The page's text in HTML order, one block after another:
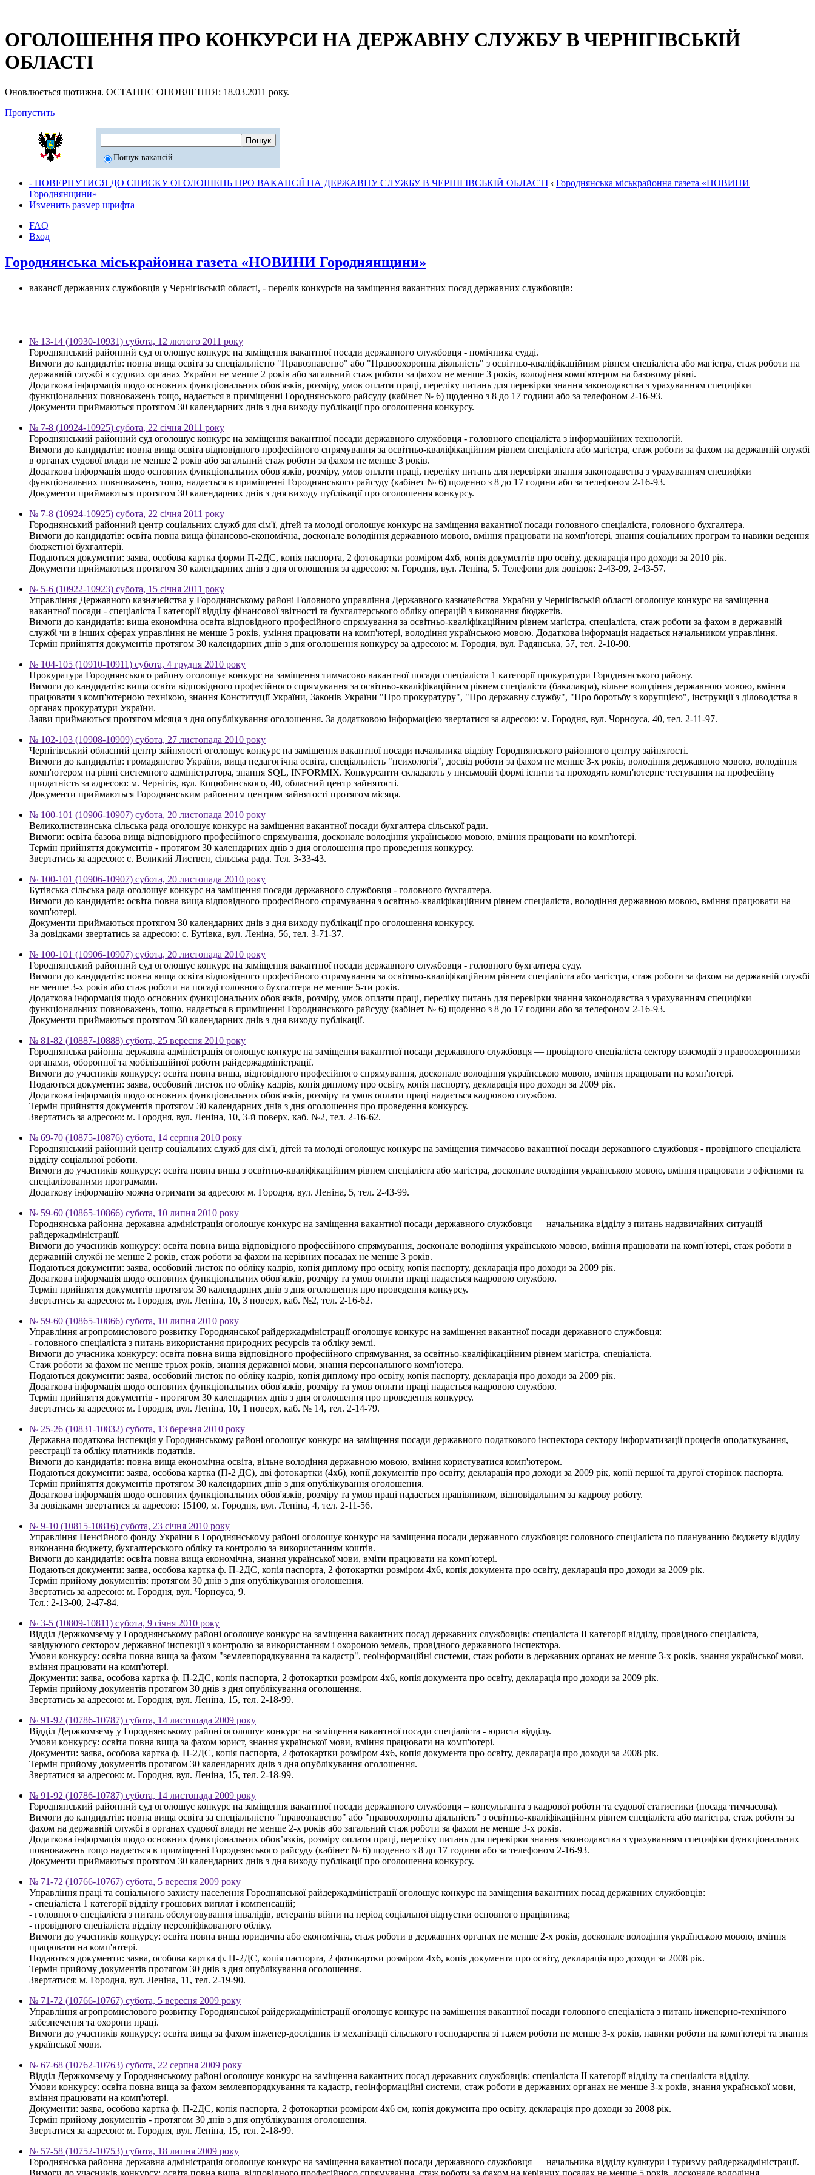
ОГОЛОШЕННЯ ПРО КОНКУРСИ НА ДЕРЖАВНУ СЛУЖБУ В ЧЕРНІГІВСЬКІЙ
ОБЛАСТІ
Оновлюється щотижня. ОСТАННЄ ОНОВЛЕННЯ: 18.03.2011 року.
Пропустить
Пошук вакансій
- ПОВЕРНУТИСЯ ДО СПИСКУ ОГОЛОШЕНЬ ПРО ВАКАНСІЇ НА ДЕРЖАВНУ СЛУЖБУ В ЧЕРНІГІВСЬКІЙ ОБЛАСТІ ‹ Городнянська міськрайонна газета «НОВИНИ
Городнянщини»
Изменить размер шрифта
FAQ
Вход
Городнянська міськрайонна газета «НОВИНИ Городнянщини»
вакансії державних службовців у Чернігівській області, - перелік конкурсів на заміщення вакантних посад державних службовців:
№ 13-14 (10930-10931) субота, 12 лютого 2011 року
Городнянський районний суд оголошує конкурс на заміщення вакантної посади державного службовця - помічника судді.
Вимоги до кандидатів: повна вища освіта за спеціальністю "Правознавство" або "Правоохоронна діяльність" з освітньо-кваліфікаційним рівнем спеціаліста або магістра, стаж роботи на
державній службі в судових органах України не менше 2 років або загальний стаж роботи за фахом не менше 3 років, володіння комп'ютером на базовому рівні.
Додаткова інформація щодо основних функціональних обов'язків, розміру, умов оплати праці, переліку питань для перевірки знання законодавства з урахуванням специфіки
функціональних повноважень тощо, надається в приміщенні Городнянського райсуду (кабінет № 6) щоденно з 8 до 17 години або за телефоном 2-16-93.
Документи приймаються протягом 30 календарних днів з дня виходу публікації про оголошення конкурсу.
№ 7-8 (10924-10925) субота, 22 січня 2011 року
Городнянський районний суд оголошує конкурс на заміщення вакантної посади державного службовця - головного спеціаліста з інформаційних технологій.
Вимоги до кандидатів: повна вища освіта відповідного професійного спрямування за освітньо-кваліфікаційним рівнем спеціаліста або магістра, стаж роботи за фахом на державній службі
в органах судової влади не менше 2 років або загальний стаж роботи за фахом не менше 3 років.
Додаткова інформація щодо основних функціональних обов'язків, розміру, умов оплати праці, переліку питань для перевірки знання законодавства з урахуванням специфіки
функціональних повноважень, тощо, надається в приміщенні Городнянського райсуду (кабінет № 6) щоденно з 8 до 17 години або за телефоном 2-16-93.
Документи приймаються протягом 30 календарних днів з дня виходу публікації про оголошення конкурсу.
№ 7-8 (10924-10925) субота, 22 січня 2011 року
Городнянський районний центр соціальних служб для сім'ї, дітей та молоді оголошує конкурс на заміщення вакантної посади головного спеціаліста, головного бухгалтера.
Вимоги до кандидатів: освіта повна вища фінансово-економічна, досконале володіння державною мовою, вміння працювати на комп'ютері, знання соціальних програм та навики ведення
бюджетної бухгалтерії.
Подаються документи: заява, особова картка форми П-2ДС, копія паспорта, 2 фотокартки розміром 4х6, копія документів про освіту, декларація про доходи за 2010 рік.
Документи приймаються протягом 30 календарних днів з дня оголошення за адресою: м. Городня, вул. Леніна, 5. Телефони для довідок: 2-43-99, 2-43-57.
№ 5-6 (10922-10923) субота, 15 січня 2011 року
Управління Державного казначейства у Городнянському районі Головного управління Державного казначейства України у Чернігівській області оголошує конкурс на заміщення
вакантної посади - спеціаліста І категорії відділу фінансової звітності та бухгалтерського обліку операцій з виконання бюджетів.
Вимоги до кандидатів: вища економічна освіта відповідного професійного спрямування за освітньо-кваліфікаційним рівнем магістра, спеціаліста, стаж роботи за фахом в державній
службі чи в інших сферах управління не менше 5 років, уміння працювати на комп'ютері, володіння українською мовою. Додаткова інформація надається начальником управління.
Термін прийняття документів протягом 30 календарних днів з дня оголошення конкурсу за адресою: м. Городня, вул. Радянська, 57, тел. 2-10-90.
№ 104-105 (10910-10911) субота, 4 грудня 2010 року
Прокуратура Городнянського району оголошує конкурс на заміщення тимчасово вакантної посади спеціаліста 1 категорії прокуратури Городнянського району.
Вимоги до кандидатів: вища освіта відповідного професійного спрямування за освітньо-кваліфікаційним рівнем спеціаліста (бакалавра), вільне володіння державною мовою, вміння
працювати з комп'ютерною технікою, знання Конституції України, Законів України "Про прокуратуру", "Про державну службу", "Про боротьбу з корупцією", інструкції з діловодства в
органах прокуратури України.
Заяви приймаються протягом місяця з дня опублікування оголошення. За додатковою інформацією звертатися за адресою: м. Городня, вул. Чорноуса, 40, тел. 2-11-97.
№ 102-103 (10908-10909) субота, 27 листопада 2010 року
Чернігівський обласний центр зайнятості оголошує конкурс на заміщення вакантної посади начальника відділу Городнянського районного центру зайнятості.
Вимоги до кандидатів: громадянство України, вища педагогічна освіта, спеціальність "психологія", досвід роботи за фахом не менше 3-х років, володіння державною мовою, володіння
комп'ютером на рівні системного адміністратора, знання SQL, INFORMIX. Конкурсанти складають у письмовій формі іспити та проходять комп'ютерне тестування на професійну
придатність за адресою: м. Чернігів, вул. Коцюбинського, 40, обласний центр зайнятості.
Документи приймаються Городнянським районним центром зайнятості протягом місяця.
№ 100-101 (10906-10907) субота, 20 листопада 2010 року
Великолиствинська сільська рада оголошує конкурс на заміщення вакантної посади бухгалтера сільської ради.
Вимоги: освіта базова вища відповідного професійного спрямування, досконале володіння українською мовою, вміння працювати на комп'ютері.
Термін прийняття документів - протягом 30 календарних днів з дня оголошення про проведення конкурсу.
Звертатись за адресою: с. Великий Листвен, сільська рада. Тел. 3-33-43.
№ 100-101 (10906-10907) субота, 20 листопада 2010 року
Бутівська сільська рада оголошує конкурс на заміщення посади державного службовця - головного бухгалтера.
Вимоги до кандидатів: освіта повна вища відповідного професійного спрямування з освітньо-кваліфікаційним рівнем спеціаліста, володіння державною мовою, вміння працювати на
комп'ютері.
Документи приймаються протягом 30 календарних днів з дня виходу публікації про оголошення конкурсу.
За довідками звертатись за адресою: с. Бутівка, вул. Леніна, 56, тел. 3-71-37.
№ 100-101 (10906-10907) субота, 20 листопада 2010 року
Городнянський районний суд оголошує конкурс на заміщення вакантної посади державного службовця - головного бухгалтера суду.
Вимоги до кандидатів: повна вища освіта відповідного професійного спрямування за освітньо-кваліфікаційним рівнем спеціаліста або магістра, стаж роботи за фахом на державній службі
не менше 3-х років або стаж роботи на посаді головного бухгалтера не менше 5-ти років.
Додаткова інформація щодо основних функціональних обов'язків, розміру, умов оплати праці, переліку питань для перевірки знання законодавства з урахуванням специфіки
функціональних повноважень, тощо, надається в приміщенні Городнянського райсуду (кабінет № 6) щоденно з 8 до 17 години або за телефоном 2-16-93.
Документи приймаються протягом 30 календарних днів з дня виходу публікації.
№ 81-82 (10887-10888) субота, 25 вересня 2010 року
Городнянська районна державна адміністрація оголошує конкурс на заміщення вакантної посади державного службовця — провідного спеціаліста сектору взаємодії з правоохоронними
органами, оборонної та мобілізаційної роботи райдержадміністрації.
Вимоги до учасників конкурсу: освіта повна вища, відповідного професійного спрямування, досконале володіння українською мовою, вміння працювати на комп'ютері.
Подаються документи: заява, особовий листок по обліку кадрів, копія диплому про освіту, копія паспорту, декларація про доходи за 2009 рік.
Додаткова інформація щодо основних функціональних обов'язків, розміру та умов оплати праці надається кадровою службою.
Термін прийняття документів протягом 30 календарних днів з дня оголошення про проведення конкурсу.
Звертатись за адресою: м. Городня, вул. Леніна, 10, 3-й поверх, каб. №2, тел. 2-16-62.
№ 69-70 (10875-10876) субота, 14 серпня 2010 року
Городнянський районний центр соціальних служб для сім'ї, дітей та молоді оголошує конкурс на заміщення тимчасово вакантної посади державного службовця - провідного спеціаліста
відділу соціальної роботи.
Вимоги до учасників конкурсу: освіта повна вища з освітньо-кваліфікаційним рівнем спеціаліста або магістра, досконале володіння українською мовою, вміння працювати з офісними та
спеціалізованими програмами.
Додаткову інформацію можна отримати за адресою: м. Городня, вул. Леніна, 5, тел. 2-43-99.
№ 59-60 (10865-10866) субота, 10 липня 2010 року
Городнянська районна державна адміністрація оголошує конкурс на заміщення вакантної посади державного службовця — начальника відділу з питань надзвичайних ситуацій
райдержадміністрації.
Вимоги до учасників конкурсу: освіта повна вища відповідного професійного спрямування, досконале володіння українською мовою, вміння працювати на комп'ютері, стаж роботи в
державній службі не менше 2 років, стаж роботи за фахом на керівних посадах не менше 3 років.
Подаються документи: заява, особовий листок по обліку кадрів, копія диплому про освіту, копія паспорту, декларація про доходи за 2009 рік.
Додаткова інформація щодо основних функціональних обов'язків, розміру та умов оплати праці надається кадровою службою.
Термін прийняття документів протягом 30 календарних днів з дня оголошення про проведення конкурсу.
Звертатись за адресою: м. Городня, вул. Леніна, 10, 3 поверх, каб. №2, тел. 2-16-62.
№ 59-60 (10865-10866) субота, 10 липня 2010 року
Управління агропромислового розвитку Городнянської райдержадміністрації оголошує конкурс на заміщення вакантної посади державного службовця:
- головного спеціаліста з питань використання природних ресурсів та обліку землі.
Вимоги до учасника конкурсу: освіта повна вища відповідного професійного спрямування, за освітньо-кваліфікаційним рівнем магістра, спеціаліста.
Стаж роботи за фахом не менше трьох років, знання державної мови, знання персонального комп'ютера.
Подаються документи: заява, особовий листок по обліку кадрів, копія диплому про освіту, копія паспорту, декларація про доходи за 2009 рік.
Додаткова інформація щодо основних функціональних обов'язків, розміру та умов оплати праці надається кадровою службою.
Термін прийняття документів - протягом 30 календарних днів з дня оголошення про проведення конкурсу.
Звертатись за адресою: м. Городня, вул. Леніна, 10, 1 поверх, каб. № 14, тел. 2-14-79.
№ 25-26 (10831-10832) субота, 13 березня 2010 року
Державна податкова інспекція у Городнянському районі оголошує конкурс на заміщення посади державного податкового інспектора сектору інформатизації процесів оподаткування,
реєстрації та обліку платників податків.
Вимоги до кандидатів: повна вища економічна освіта, вільне володіння державною мовою, вміння користуватися комп'ютером.
Подаються документи: заява, особова картка (П-2 ДС), дві фотокартки (4х6), копії документів про освіту, декларація про доходи за 2009 рік, копії першої та другої сторінок паспорта.
Термін прийняття документів протягом 30 календарних днів з дня опублікування оголошення.
Додаткова інформація щодо основних функціональних обов'язків, розміру та умов праці надається працівником, відповідальним за кадрову роботу.
За довідками звертатися за адресою: 15100, м. Городня, вул. Леніна, 4, тел. 2-11-56.
№ 9-10 (10815-10816) субота, 23 січня 2010 року
Управління Пенсійного фонду України в Городнянському районі оголошує конкурс на заміщення посади державного службовця: головного спеціаліста по плануванню бюджету відділу
виконання бюджету, бухгалтерського обліку та контролю за використанням коштів.
Вимоги до кандидатів: освіта повна вища економічна, знання української мови, вміти працювати на комп'ютері.
Подаються документи: заява, особова картка ф. П-2ДС, копія паспорта, 2 фотокартки розміром 4х6, копія документа про освіту, декларація про доходи за 2009 рік.
Термін прийому документів: протягом 30 днів з дня опублікування оголошення.
Звертатись за адресою: м. Городня, вул. Чорноуса, 9.
Тел.: 2-13-00, 2-47-84.
№ 3-5 (10809-10811) субота, 9 січня 2010 року
Відділ Держкомзему у Городнянському районі оголошує конкурс на заміщення вакантних посад державних службовців: спеціаліста ІІ категорії відділу, провідного спеціаліста,
завідуючого сектором державної інспекції з контролю за використанням і охороною земель, провідного державного інспектора.
Умови конкурсу: освіта повна вища за фахом "землевпорядкування та кадастр", геоінформаційні системи, стаж роботи в державних органах не менше 3-х років, знання української мови,
вміння працювати на комп'ютері.
Документи: заява, особова картка ф. П-2ДС, копія паспорта, 2 фотокартки розміром 4х6, копія документа про освіту, декларація про доходи за 2009 рік.
Термін прийому документів протягом 30 днів з дня опублікування оголошення.
Звертатись за адресою: м. Городня, вул. Леніна, 15, тел. 2-18-99.
№ 91-92 (10786-10787) субота, 14 листопада 2009 року
Відділ Держкомзему у Городнянському районі оголошує конкурс на заміщення вакантної посади спеціаліста - юриста відділу.
Умови конкурсу: освіта повна вища за фахом юрист, знання української мови, вміння працювати на комп'ютері.
Документи: заява, особова картка ф. П-2ДС, копія паспорта, 2 фотокартки розміром 4х6, копія документа про освіту, декларація про доходи за 2008 рік.
Термін прийому документів протягом 30 календарних днів з дня опублікування оголошення.
Звертатися за адресою: м. Городня, вул. Леніна, 15, тел. 2-18-99.
№ 91-92 (10786-10787) субота, 14 листопада 2009 року
Городнянський районний суд оголошує конкурс на заміщення вакантної посади державного службовця – консультанта з кадрової роботи та судової статистики (посада тимчасова).
Вимоги до кандидатів: повна вища освіта за спеціальністю "правознавство" або "правоохоронна діяльність" з освітньо-кваліфікаційним рівнем спеціаліста або магістра, стаж роботи за
фахом на державній службі в органах судової влади не менше 2-х років або загальний стаж роботи за фахом не менше 3-х років.
Додаткова інформація щодо основних функціональних обов’язків, розміру оплати праці, переліку питань для перевірки знання законодавства з урахуванням специфіки функціональних
повноважень тощо надається в приміщенні Городнянського райсуду (кабінет № 6) щоденно з 8 до 17 години або за телефоном 2-16-93.
Документи приймаються протягом 30 календарних днів з дня виходу публікації про оголошення конкурсу.
№ 71-72 (10766-10767) субота, 5 вересня 2009 року
Управління праці та соціального захисту населення Городнянської райдержадміністрації оголошує конкурс на заміщення вакантних посад державних службовців:
- спеціаліста 1 категорії відділу грошових виплат і компенсацій;
- головного спеціаліста з питань обслуговування інвалідів, ветеранів війни на період соціальної відпустки основного працівника;
- провідного спеціаліста відділу персоніфікованого обліку.
Вимоги до учасників конкурсу: освіта повна вища юридична або економічна, стаж роботи в державних органах не менше 2-х років, досконале володіння українською мовою, вміння
працювати на комп'ютері.
Подаються документи: заява, особова картка ф. П-2ДС, копія паспорта, 2 фотокартки розміром 4х6, копія документа про освіту, декларація про доходи за 2008 рік.
Термін прийому документів протягом 30 днів з дня опублікування оголошення.
Звертатися: м. Городня, вул. Леніна, 11, тел. 2-19-90.
№ 71-72 (10766-10767) субота, 5 вересня 2009 року
Управління агропромислового розвитку Городнянської райдержадміністрації оголошує конкурс на заміщення вакантної посади головного спеціаліста з питань інженерно-технічного
забезпечення та охорони праці.
Вимоги до учасників конкурсу: освіта вища за фахом інженер-дослідник із механізації сільського господарства зі тажем роботи не менше 3-х років, навики роботи на комп'ютері та знання
української мови.
№ 67-68 (10762-10763) субота, 22 серпня 2009 року
Відділ Держкомзему у Городнянському районі оголошує конкурс на заміщення вакантних посад державних службовців: спеціаліста ІІ категорії відділу та спеціаліста відділу.
Умови конкурсу: освіта повна вища за фахом землевпорядкування та кадастр, геоінформаційні системи, стаж роботи в державних органах не менше 3-х років, знання української мови,
вміння працювати на комп'ютері.
Документи: заява, особова картка ф. П-2ДС, копія паспорта, 2 фотокартки розміром 4х6 см, копія документа про освіту, декларація про доходи за 2008 рік.
Термін прийому документів - протягом 30 днів з дня опублікування оголошення.
Звертатися за адресою: м. Городня, вул. Леніна, 15, тел. 2-18-99.
№ 57-58 (10752-10753) субота, 18 липня 2009 року
Городнянська районна державна адміністрація оголошує конкурс на заміщення вакантної посади державного службовця — начальника відділу культури і туризму райдержадміністрації.
Вимоги до учасників конкурсу: освіта повна вища, відповідного професійного спрямування, стаж роботи за фахом на керівних посадах не менше 5 років, досконале володіння